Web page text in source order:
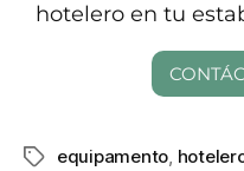
hotelero en tu
equipamento,